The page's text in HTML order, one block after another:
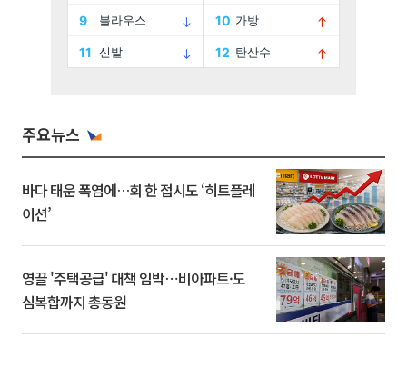
주요뉴스
바다 태운 폭염에…회 한 접시도 ‘히트플레
이션’
영끌 '주택공급' 대책 임박⋯비아파트·도
심복합까지 총동원